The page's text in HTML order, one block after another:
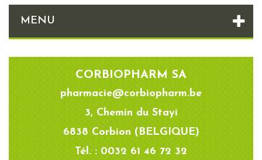
MENU
CORBIOPHARM SA
pharmacie@corbiopharm.be
3, Chemin du Stayi
6838 Corbion (BELGIQUE)
Tél. : 0032 61 46 72 32